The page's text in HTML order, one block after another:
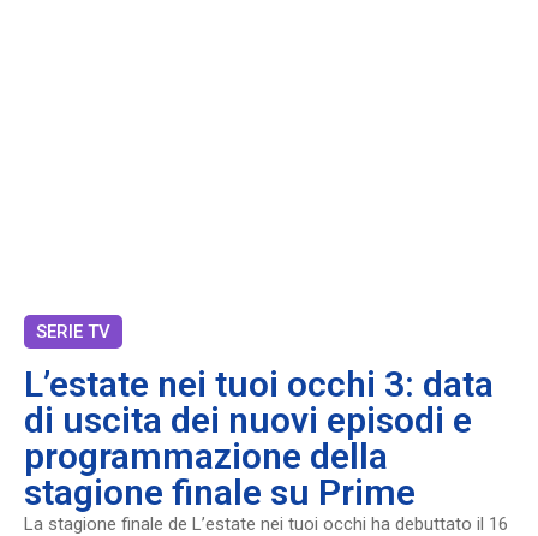
SERIE TV
L’estate nei tuoi occhi 3: data
di uscita dei nuovi episodi e
programmazione della
stagione finale su Prime
La stagione finale de L’estate nei tuoi occhi ha debuttato il 16